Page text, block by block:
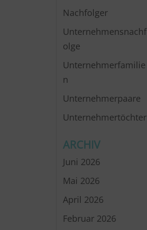
Nachfolger
Unternehmensnachf
olge
Unternehmerfamilie
n
Unternehmerpaare
Unternehmertöchter
ARCHIV
Juni 2026
Mai 2026
April 2026
Februar 2026